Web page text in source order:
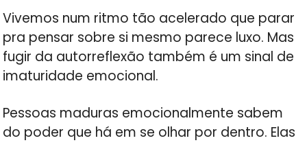
Vivemos num ritmo tão acelerado que parar
pra pensar sobre si mesmo parece luxo. Mas
fugir da autorreflexão também é um sinal de
imaturidade emocional.
Pessoas maduras emocionalmente sabem
do poder que há em se olhar por dentro. Elas